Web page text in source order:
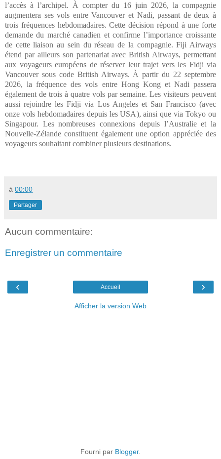
l’accès à l’archipel. À compter du 16 juin 2026, la compagnie
augmentera ses vols entre Vancouver et Nadi, passant de deux à
trois fréquences hebdomadaires. Cette décision répond à une forte
demande du marché canadien et confirme l’importance croissante
de cette liaison au sein du réseau de la compagnie. Fiji Airways
étend par ailleurs son partenariat avec British Airways, permettant
aux voyageurs européens de réserver leur trajet vers les Fidji via
Vancouver sous code British Airways. À partir du 22 septembre
2026, la fréquence des vols entre Hong Kong et Nadi passera
également de trois à quatre vols par semaine. Les visiteurs peuvent
aussi rejoindre les Fidji via Los Angeles et San Francisco (avec
onze vols hebdomadaires depuis les USA), ainsi que via Tokyo ou
Singapour. Les nombreuses connexions depuis l’Australie et la
Nouvelle-Zélande constituent également une option appréciée des
voyageurs souhaitant combiner plusieurs destinations.
à 00:00
Partager
Aucun commentaire:
Enregistrer un commentaire
‹ ›
Accueil
Afficher la version Web
Fourni par Blogger.